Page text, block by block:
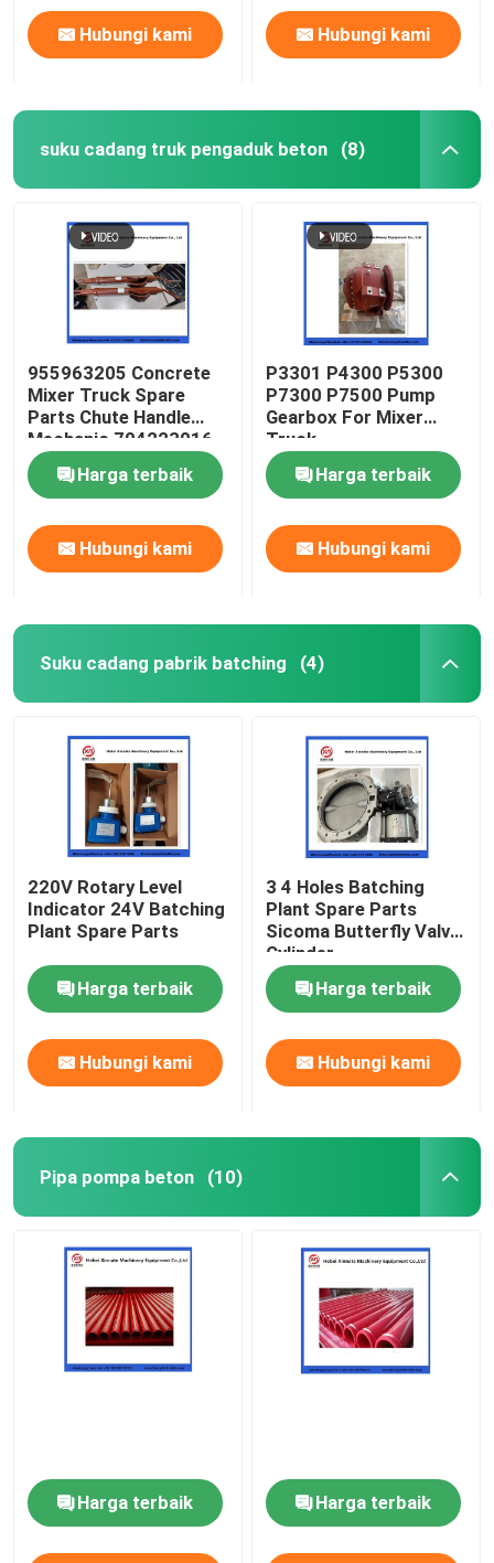
Hubungi kami Hubungi kami
suku cadang truk pengaduk beton (8)
955963205 Concrete
Mixer Truck Spare
Parts Chute Handle
Mechanic 704223016
Harga terbaik
Hubungi kami
P3301 P4300 P5300
P7300 P7500 Pump
Gearbox For Mixer
Truck
Harga terbaik
Hubungi kami
Suku cadang pabrik batching (4)
220V Rotary Level
Indicator 24V Batching
Plant Spare Parts
Harga terbaik
Hubungi kami
3 4 Holes Batching
Plant Spare Parts
Sicoma Butterfly Valve
Cylinder
Electropneumatic
Actuator Cylinder
Harga terbaik
Hubungi kami
Pipa pompa beton (10)
Harga terbaik Harga terbaik